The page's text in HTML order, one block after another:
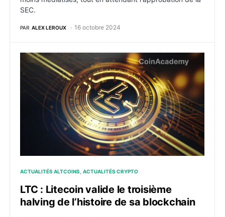
SEC.
PAR ALEX LEROUX 16 octobre 2024
LTC : Litecoin valide le troisième halving de l’histoire
ACTUALITÉS ALTCOINS ACTUALITÉS CRYPTO
LTC : Litecoin valide le troisième
halving de l’histoire de sa blockchain